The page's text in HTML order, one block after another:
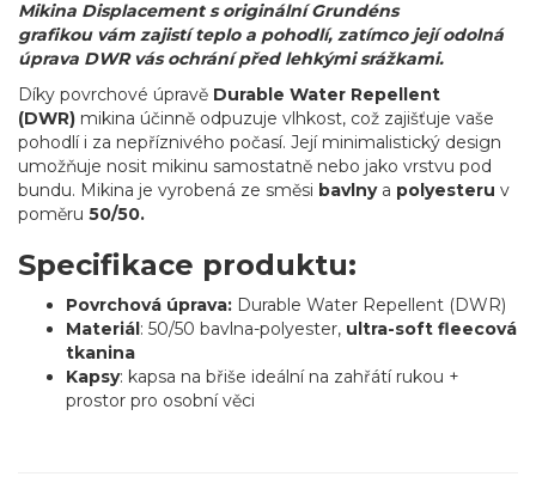
Mikina Displacement s originální Grundéns
grafikou vám zajistí teplo a pohodlí, zatímco její odolná
úprava DWR vás ochrání před lehkými srážkami.
Díky povrchové úpravě Durable Water Repellent
(DWR) mikina účinně odpuzuje vlhkost, což zajišťuje vaše
pohodlí i za nepříznivého počasí. Její minimalistický design
umožňuje nosit mikinu samostatně nebo jako vrstvu pod
bundu. Mikina je vyrobená ze směsi bavlny a polyesteru v
poměru 50/50.
Specifikace produktu:
Povrchová úprava: Durable Water Repellent (DWR)
Materiál: 50/50 bavlna-polyester, ultra-soft fleecová
tkanina
Kapsy: kapsa na břiše ideální na zahřátí rukou +
prostor pro osobní věci